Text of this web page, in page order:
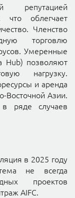
репутацией
облегчает
Членство
торговлю
Умеренные
Hub) позволяют
нагрузку.
и аренда
Восточной Азии.
ряде случаев
в 2025 году
не всегда
проектов
AIFC.